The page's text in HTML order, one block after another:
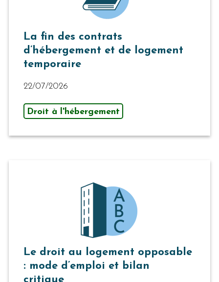
La fin des contrats
d’hébergement et de logement
temporaire
22/07/2026
Droit à l'hébergement
Le droit au logement opposable
: mode d’emploi et bilan